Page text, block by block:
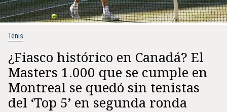
Tenis
¿Fiasco histórico en Canadá? El
Masters 1.000 que se cumple en
Montreal se quedó sin tenistas
del ‘Top 5’ en segunda ronda